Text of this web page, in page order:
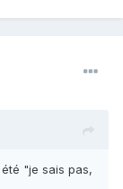
"je sais pas,